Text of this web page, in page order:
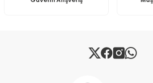
Gönder